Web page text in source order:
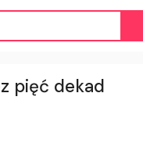
pięć dekad